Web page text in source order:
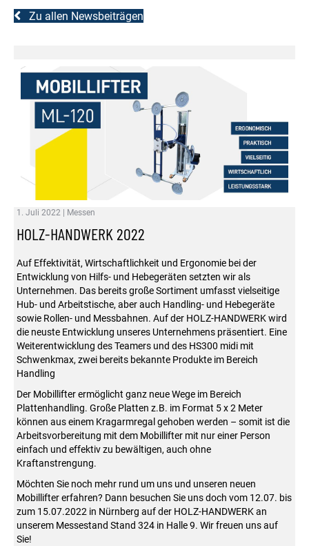
Zu allen Newsbeiträgen
1. Juli 2022 Messen
HOLZ-HANDWERK 2022
Auf Effektivität, Wirtschaftlichkeit und Ergonomie bei der
Entwicklung von Hilfs- und Hebegeräten setzten wir als
Unternehmen. Das bereits große Sortiment umfasst vielseitige
Hub- und Arbeitstische, aber auch Handling- und Hebegeräte
sowie Rollen- und Messbahnen. Auf der HOLZ-HANDWERK wird
die neuste Entwicklung unseres Unternehmens präsentiert. Eine
Weiterentwicklung des Teamers und des HS300 midi mit
Schwenkmax, zwei bereits bekannte Produkte im Bereich
Handling
Der Mobillifter ermöglicht ganz neue Wege im Bereich
Plattenhandling. Große Platten z.B. im Format 5 x 2 Meter
können aus einem Kragarmregal gehoben werden – somit ist die
Arbeitsvorbereitung mit dem Mobillifter mit nur einer Person
einfach und effektiv zu bewältigen, auch ohne
Kraftanstrengung.
Möchten Sie noch mehr rund um uns und unseren neuen
Mobillifter erfahren? Dann besuchen Sie uns doch vom 12.07. bis
zum 15.07.2022 in Nürnberg auf der HOLZ-HANDWERK an
unserem Messestand Stand 324 in Halle 9. Wir freuen uns auf
Sie!